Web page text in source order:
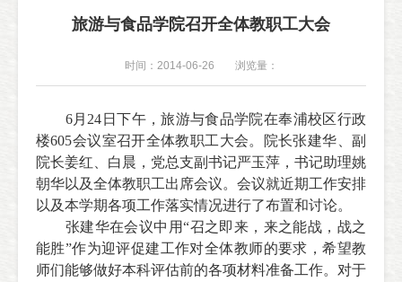
旅游与食品学院召开全体教职工大会
时间：2014-06-26 浏览量：
6月 24 日下午，旅游与食品学院在奉浦校区行政
楼605会议室召开全体教职工大会。院长张建华、副
院长姜红、白晨，党总支副书记严玉萍，书记助理姚
朝华以及全体教职工出席会议。会议就近期工作安排
以及本学期各项工作落实情况进行了布置和讨论。
张建华在会议中用“召之即来，来之能战，战之
能胜”作为迎评促建工作对全体教师的要求，希望教
师们能够做好本科评估前的各项材料准备工作。对于